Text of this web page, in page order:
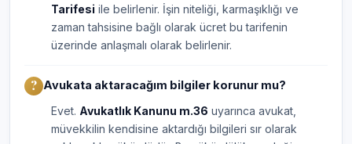
Tarifesi ile belirlenir. İşin niteliği, karmaşıklığı ve
zaman tahsisine bağlı olarak ücret bu tarifenin
üzerinde anlaşmalı olarak belirlenir.
Avukata aktaracağım bilgiler korunur mu?
Evet. Avukatlık Kanunu m.36 uyarınca avukat,
müvekkilin kendisine aktardığı bilgileri sır olarak